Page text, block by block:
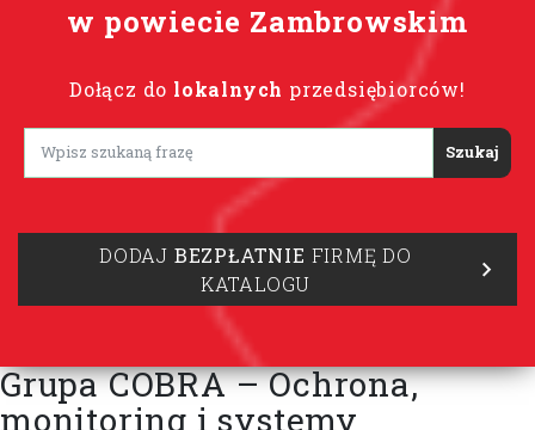
w powiecie Zambrowskim
Dołącz do lokalnych przedsiębiorców!
Lorem ipsum
DODAJ BEZPŁATNIE FIRMĘ DO
KATALOGU
Grupa COBRA – Ochrona,
monitoring i systemy